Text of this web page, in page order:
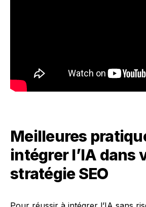
Meilleures
intégrer l’IA dans
stratégie SEO